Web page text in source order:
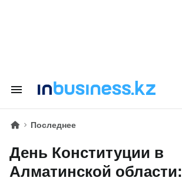
Последнее
День Конституции в
Алматинской области: